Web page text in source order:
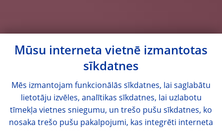
Mūsu interneta vietnē izmantotas
sīkdatnes
Mēs izmantojam funkcionālās sīkdatnes, lai saglabātu
lietotāju izvēles, analītikas sīkdatnes, lai uzlabotu
tīmekļa vietnes sniegumu, un trešo pušu sīkdatnes, ko
nosaka trešo pušu pakalpojumi, kas integrēti interneta